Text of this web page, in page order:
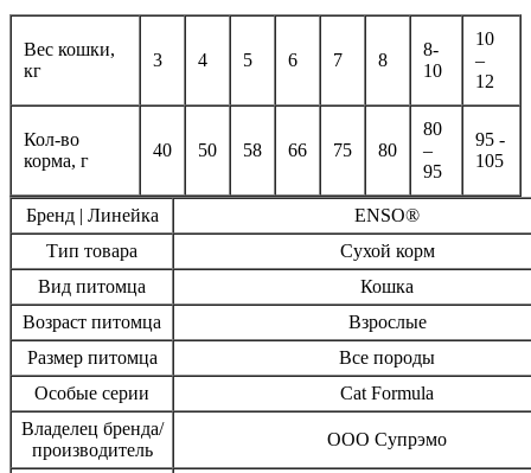
Вес кошки,
кг
3 4 5 6 7 8
8-
10
10
–
12
Кол-во
корма, г
40 50 58 66 75 80
80
–
95
95 -
105
Бренд | Линейка
ENSO®
Тип товара
Сухой корм
Вид питомца
Кошка
Возраст питомца
Взрослые
Размер питомца
Все породы
Особые серии
Cat Formula
Владелец бренда/
производитель
ООО Супрэмо